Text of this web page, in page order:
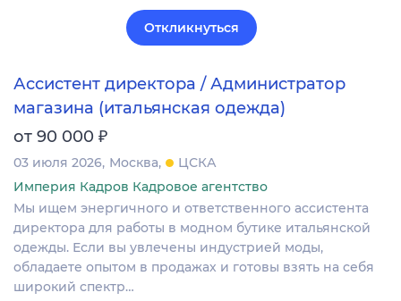
Откликнуться
Ассистент директора / Администратор
магазина (итальянская одежда)
от 90 000 ₽
03 июля 2026 Москва
ЦСКА
Империя Кадров Кадровое агентство
Мы ищем энергичного и ответственного ассистента
директора для работы в модном бутике итальянской
одежды. Если вы увлечены индустрией моды,
обладаете опытом в продажах и готовы взять на себя
широкий спектр…